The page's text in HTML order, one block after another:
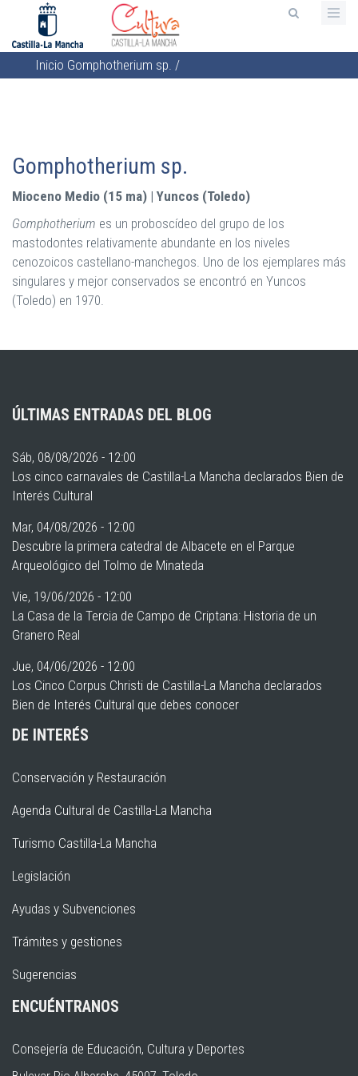
contenido
principal
Sobrescribir
a
la
navegación
Inicio Gomphotherium sp. /
Gomphotherium sp.
Mioceno Medio (15 ma) | Yuncos (Toledo)
Gomphotherium es un proboscídeo del grupo de los
mastodontes relativamente abundante en los niveles
cenozoicos castellano-manchegos. Uno de los ejemplares más
singulares y mejor conservados se encontró en Yuncos
(Toledo) en 1970.
ÚLTIMAS ENTRADAS DEL BLOG
Sáb, 08/08/2026 - 12:00
Los cinco carnavales de Castilla-La Mancha declarados Bien de
Interés Cultural
Mar, 04/08/2026 - 12:00
Descubre la primera catedral de Albacete en el Parque
Arqueológico del Tolmo de Minateda
Vie, 19/06/2026 - 12:00
La Casa de la Tercia de Campo de Criptana: Historia de un
Granero Real
Jue, 04/06/2026 - 12:00
Los Cinco Corpus Christi de Castilla-La Mancha declarados
Bien de Interés Cultural que debes conocer
DE INTERÉS
Conservación y Restauración
Agenda Cultural de Castilla-La Mancha
Turismo Castilla-La Mancha
Legislación
Ayudas y Subvenciones
Trámites y gestiones
Sugerencias
ENCUÉNTRANOS
Consejería de Educación, Cultura y Deportes